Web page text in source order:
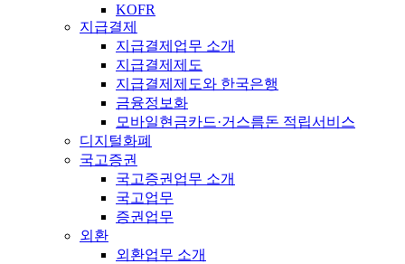
KOFR
지급결제
지급결제업무 소개
지급결제제도
지급결제제도와 한국은행
금융정보화
모바일현금카드·거스름돈 적립서비스
디지털화폐
국고증권
국고증권업무 소개
국고업무
증권업무
외환
외환업무 소개